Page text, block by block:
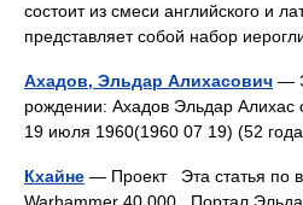
состоит из смеси английского и
представляет собой набор
Ахадов, Эльдар Алихасович —
рождении: Ахадов Эльдар Алихас
19 июля 1960(1960 07 19) (52
Кхайне — Проект Эта статья по